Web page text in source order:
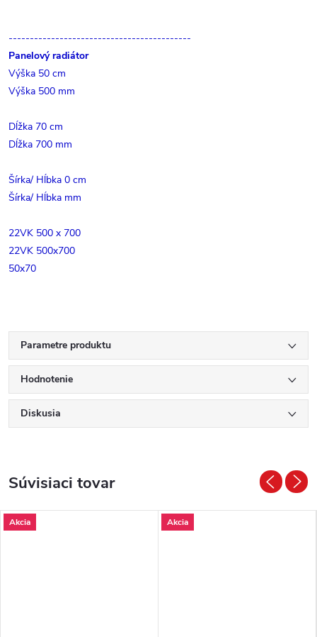
-------------------------------------------
Panelový radiátor
Výška 50 cm
Výška 500 mm
Dĺžka 70 cm
Dĺžka 700 mm
Šírka/ Hĺbka 0 cm
Šírka/ Hĺbka mm
22VK 500 x 700
22VK 500x700
50x70
Parametre produktu
Hodnotenie
Diskusia
Súvisiaci tovar
Akcia Akcia